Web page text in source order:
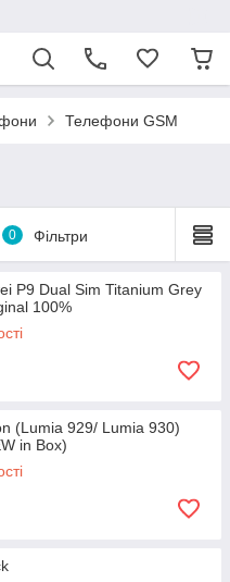
Телефони GSM
0 Фільтри
P9 Dual Sim Titanium Grey
100%
(Lumia 929/ Lumia 930)
in Box)